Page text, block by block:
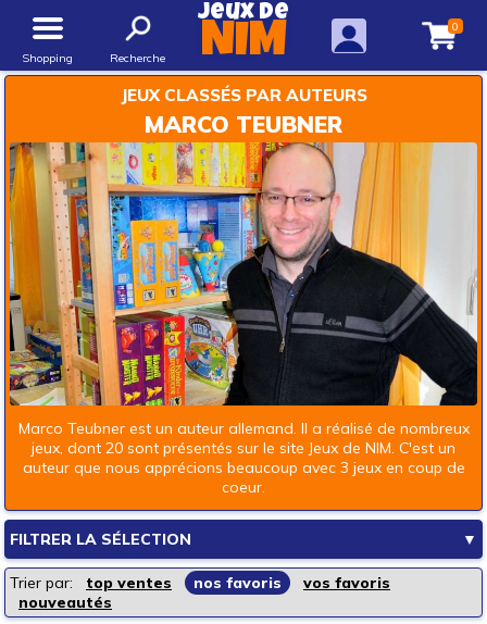
Shopping Recherche
Jeux de
NIM 0
JEUX CLASSÉS PAR AUTEURS
MARCO TEUBNER
Marco Teubner est un auteur allemand. Il a réalisé de nombreux
jeux, dont 20 sont présentés sur le site Jeux de NIM. C'est un
auteur que nous apprécions beaucoup avec 3 jeux en coup de
coeur.
FILTRER LA SÉLECTION ▼
Trier par: top ventes nos favoris
vos favoris
nouveautés
Les rayons de la boutique
Jeux de société